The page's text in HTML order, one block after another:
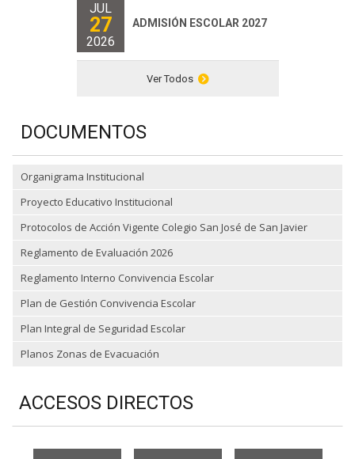
JUL
27
2026
ADMISIÓN ESCOLAR 2027
Ver Todos
DOCUMENTOS
Organigrama Institucional
Proyecto Educativo Institucional
Protocolos de Acción Vigente Colegio San José de San Javier
Reglamento de Evaluación 2026
Reglamento Interno Convivencia Escolar
Plan de Gestión Convivencia Escolar
Plan Integral de Seguridad Escolar
Planos Zonas de Evacuación
ACCESOS DIRECTOS